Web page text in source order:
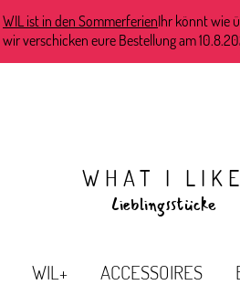
WIL ist in den SommerferienIhr könnt wie
wir verschicken eure Bestellung am
WHAT I LIKE
Lieblingsstücke
WIL+ ACCESSOIRES